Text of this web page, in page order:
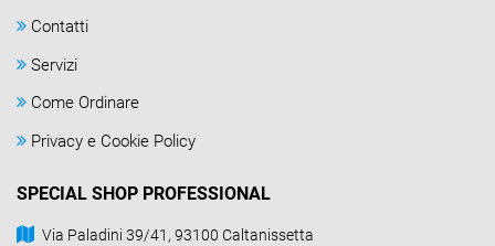
Contatti
Servizi
Come Ordinare
Privacy e Cookie Policy
SPECIAL SHOP PROFESSIONAL
Via Paladini 39/41, 93100 Caltanissetta